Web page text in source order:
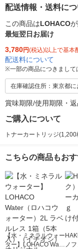
配送情報・送料に
この商品はLOHACO
最短翌日お届け
3,780円(税込)以上で基本
配送料について
※一部の商品につきまして
在庫確認住所：東京都に
賞味期限/使用期限・
ご購入について
トナーカートリッジ
こちらの商品もお
【水・ミネラルウォー
ター】LOHACO Wate ノ